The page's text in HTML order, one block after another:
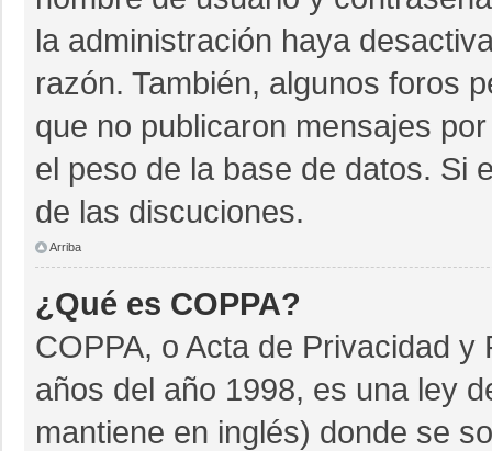
la administración haya
razón. También, algunos foros
que no publicaron mensajes
el peso de la base de datos. Si
de las discuciones.
Arriba
¿Qué es COPPA?
COPPA, o Acta de Privacidad
años del año 1998, es una ley
mantiene en inglés) donde se